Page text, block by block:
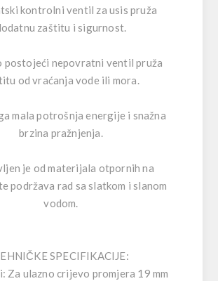
kontrolni ventil za usis pruža
zaštitu i sigurnost.
postojeći nepovratni ventil pruža
od vraćanja vode ili mora.
mala potrošnja energije i snažna
brzina pražnjenja.
je od materijala otpornih na
podržava rad sa slatkom i slanom
vodom.
SPECIFIKACIJE:
Za ulazno crijevo promjera 19 mm